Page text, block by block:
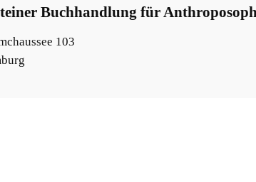
Buchhandlung für
103